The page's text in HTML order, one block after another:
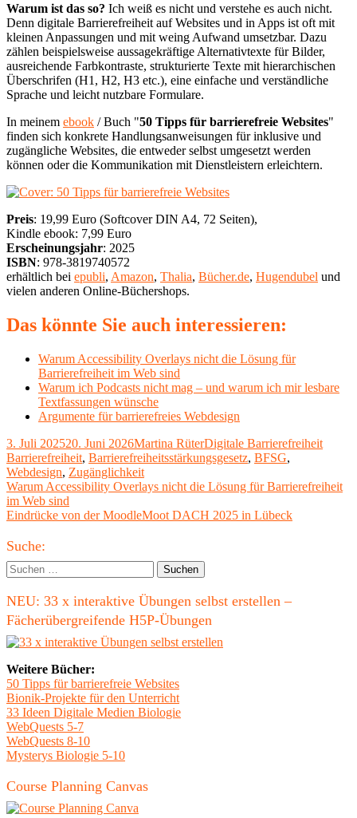
Warum ist das so? Ich weiß es nicht und verstehe es auch nicht.
Denn digitale Barrierefreiheit auf Websites und in Apps ist oft mit
kleinen Anpassungen und mit weing Aufwand umsetzbar. Dazu
zählen beispielsweise aussagekräftige Alternativtexte für Bilder,
ausreichende Farbkontraste, strukturierte Texte mit hierarchischen
Überschrifen (H1, H2, H3 etc.), eine einfache und verständliche
Sprache und leicht nutzbare Formulare.
In meinem ebook / Buch "50 Tipps für barrierefreie Websites"
finden sich konkrete Handlungsanweisungen für inklusive und
zugängliche Websites, die entweder selbst umgesetzt werden
können oder die Kommunikation mit Dienstleistern erleichtern.
Preis: 19,99 Euro (Softcover DIN A4, 72 Seiten),
Kindle ebook: 7,99 Euro
Erscheinungsjahr: 2025
ISBN: 978-3819740572
erhältlich bei epubli, Amazon, Thalia, Bücher.de, Hugendubel und
vielen anderen Online-Büchershops.
Das könnte Sie auch interessieren:
Warum Accessibility Overlays nicht die Lösung für
Barrierefreiheit im Web sind
Warum ich Podcasts nicht mag – und warum ich mir lesbare
Textfassungen wünsche
Argumente für barrierefreies Webdesign
Veröffentlicht
am
3. Juli 202520. Juni 2026Autor
Martina RüterKategorien
Digitale Barrierefreiheit
Barrierefreiheit, Barrierefreiheitsstärkungsgesetz, BFSG,
Webdesign, Zugänglichkeit
Beitragsnavigation
Vorheriger
Beitrag:
Warum Accessibility Overlays nicht die Lösung für Barrierefreiheit
im Web sind
Nächster
Eindrücke von der MoodleMoot DACH 2025 in Lübeck
Haupt-
Seitenleiste
Suche:
Suchen
nach:
NEU: 33 x interaktive Übungen selbst erstellen –
Fächerübergreifende H5P-Übungen
Weitere Bücher:
50 Tipps für barrierefreie Websites
Bionik-Projekte für den Unterricht
33 Ideen Digitale Medien Biologie
WebQuests 5-7
WebQuests 8-10
Mysterys Biologie 5-10
Course Planning Canvas